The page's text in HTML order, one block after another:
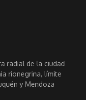
radial de la ciudad
rionegrina, límite
y Mendoza